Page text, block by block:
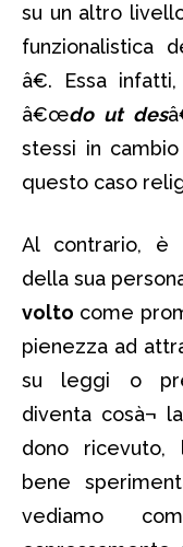
su un altro
funzionalistica
â€. Essa
â€œdo ut des
stessi in
questo caso
Al contrario, è
della sua
volto come
pienezza ad
su leggi o
diventa cosà¬
dono ricevuto,
bene
vediamo